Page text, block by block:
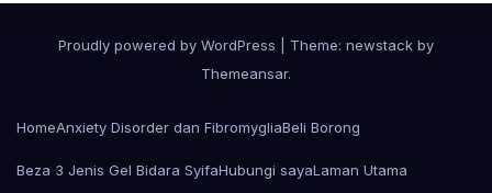
Proudly powered by WordPress
Theme: newstack by
Themeansar.
HomeAnxiety Disorder dan FibromygliaBeli Borong
Beza 3 Jenis Gel Bidara SyifaHubungi sayaLaman Utama